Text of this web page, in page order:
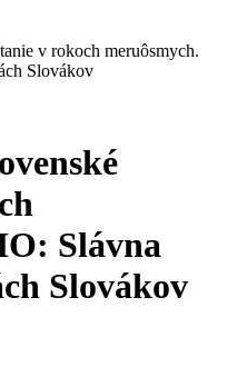
v rokoch meruôsmych.
Slovákov
Slávna
Slovákov